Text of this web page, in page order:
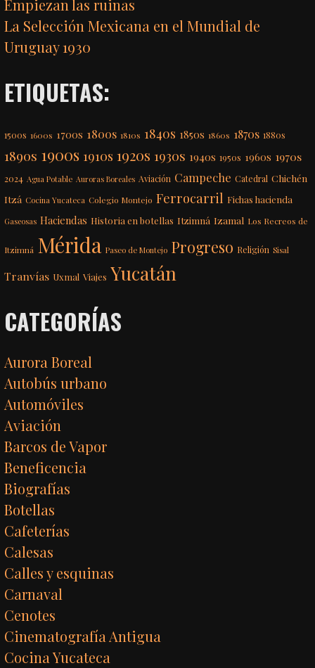
Empiezan las ruinas
La Selección Mexicana en el Mundial de
Uruguay 1930
ETIQUETAS:
1500s 1600s 1700s 1800s 1810s 1840s 1850s 1860s 1870s 1880s
1890s 1900s 1910s 1920s 1930s 1940s 1950s 1960s 1970s
2024 Agua Potable Auroras Boreales Aviación Campeche Catedral Chichén
Itzá Cocina Yucateca Colegio Montejo Ferrocarril Fichas hacienda
Gaseosas Haciendas Historia en botellas Itzimná Izamal Los Recreos de
Itzimná Mérida Paseo de Montejo Progreso Religión Sisal
Tranvías Uxmal Viajes Yucatán
CATEGORÍAS
Aurora Boreal
Autobús urbano
Automóviles
Aviación
Barcos de Vapor
Beneficencia
Biografías
Botellas
Cafeterías
Calesas
Calles y esquinas
Carnaval
Cenotes
Cinematografía Antigua
Cocina Yucateca